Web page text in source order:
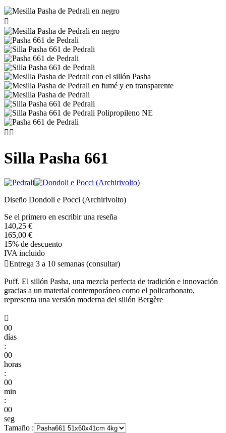

 
Silla Pasha 661
Diseño Dondoli e Pocci (Archirivolto)
Se el primero en escribir una reseña
140,25 €
165,00 €
15% de descuento
IVA incluido
Entrega 3 a 10 semanas (consultar)
Puff. El sillón Pasha, una mezcla perfecta de tradición e innovación
gracias a un material contemporáneo como el policarbonato,
representa una versión moderna del sillón Bergère

00
días
:
00
horas
:
00
min
:
00
seg
Tamaño :